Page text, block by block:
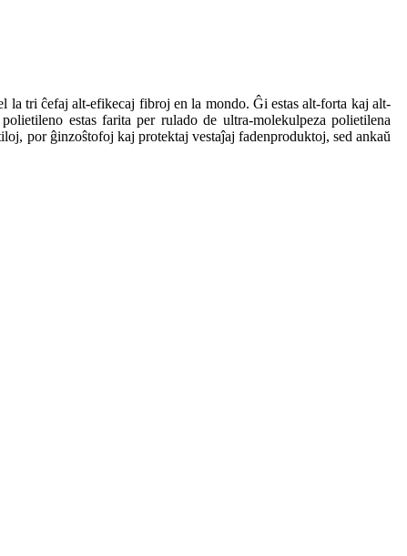
la tri ĉefaj alt-efikecaj fibroj en la mondo. Ĝi estas alt-forta kaj alt-
estas farita per rulado de ultra-molekulpeza polietilena
por ĝinzoŝtofoj kaj protektaj vestaĵaj fadenproduktoj, sed ankaŭ